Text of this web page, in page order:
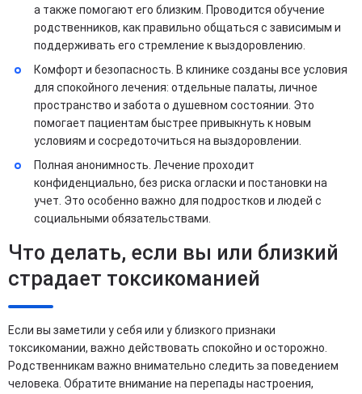
а также помогают его близким. Проводится обучение
родственников, как правильно общаться с зависимым и
поддерживать его стремление к выздоровлению.
Комфорт и безопасность. В клинике созданы все условия
для спокойного лечения: отдельные палаты, личное
пространство и забота о душевном состоянии. Это
помогает пациентам быстрее привыкнуть к новым
условиям и сосредоточиться на выздоровлении.
Полная анонимность. Лечение проходит
конфиденциально, без риска огласки и постановки на
учет. Это особенно важно для подростков и людей с
социальными обязательствами.
Что делать, если вы или близкий
страдает токсикоманией
Если вы заметили у себя или у близкого признаки
токсикомании, важно действовать спокойно и осторожно.
Родственникам важно внимательно следить за поведением
человека. Обратите внимание на перепады настроения,